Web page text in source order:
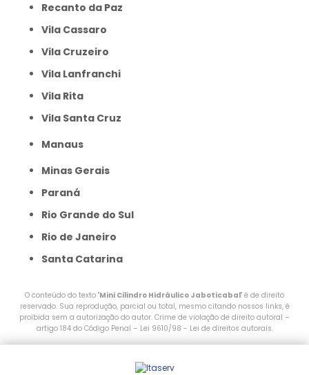
Recanto da Paz
Vila Cassaro
Vila Cruzeiro
Vila Lanfranchi
Vila Rita
Vila Santa Cruz
Manaus
Minas Gerais
Paraná
Rio Grande do Sul
Rio de Janeiro
Santa Catarina
O conteúdo do texto "Mini Cilindro Hidráulico Jaboticabal" é de direito
reservado. Sua reprodução, parcial ou total, mesmo citando nossos links, é
proibida sem a autorização do autor. Crime de violação de direito autoral –
artigo 184 do Código Penal – Lei 9610/98 - Lei de direitos autorais.